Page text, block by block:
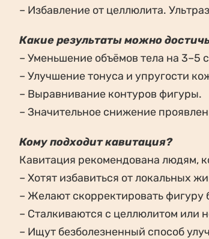
– Избавление от целлюлита.
Какие результаты можно
– Уменьшение объёмов тела на 3–5
– Улучшение тонуса и упругости
– Выравнивание контуров фигуры.
– Значительное снижение
Кому подходит кавитация?
Кавитация рекомендована людям,
– Хотят избавиться от локальных
– Желают скорректировать фигуру
– Сталкиваются с целлюлитом или
– Ищут безболезненный способ